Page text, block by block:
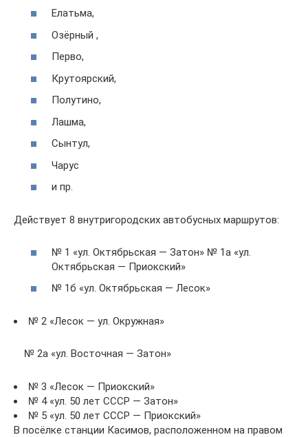
Елатьма,
Озёрный ,
Перво,
Крутоярский,
Полутино,
Лашма,
Сынтул,
Чарус
и пр.
Действует 8 внутригородских автобусных маршрутов:
№ 1 «ул. Октябрьская — Затон» № 1a «ул.
Октябрьская — Приокский»
№ 1б «ул. Октябрьская — Лесок»
№ 2 «Лесок — ул. Окружная»
№ 2а «ул. Восточная — Затон»
№ 3 «Лесок — Приокский»
№ 4 «ул. 50 лет СССР — Затон»
№ 5 «ул. 50 лет СССР — Приокский»
В посёлке станции Касимов, расположенном на правом